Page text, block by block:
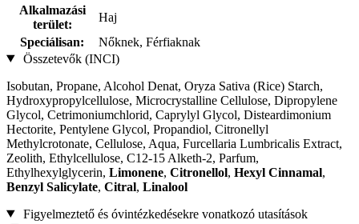
Alkalmazási
terület:
Haj
Speciálisan:
Nőknek, Férfiaknak
Összetevők (INCI)
Isobutan, Propane, Alcohol Denat, Oryza Sativa (Rice) Starch,
Hydroxypropylcellulose, Microcrystalline Cellulose, Dipropylene
Glycol, Cetrimoniumchlorid, Caprylyl Glycol, Disteardimonium
Hectorite, Pentylene Glycol, Propandiol, Citronellyl
Methylcrotonate, Cellulose, Aqua, Furcellaria Lumbricalis Extract,
Zeolith, Ethylcellulose, C12-15 Alketh-2, Parfum,
Ethylhexylglycerin, Limonene, Citronellol, Hexyl Cinnamal,
Benzyl Salicylate, Citral, Linalool
Figyelmeztető és óvintézkedésekre vonatkozó utasítások